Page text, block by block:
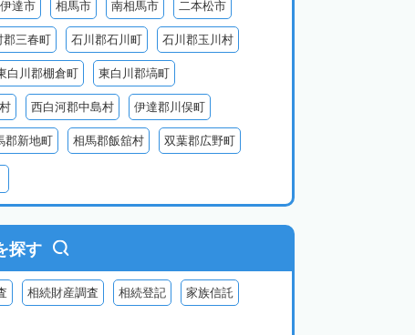
伊達市 相馬市 南相馬市 二本松市
郡三春町 石川郡石川町 石川郡玉川村
白川郡棚倉町 東白川郡塙町
西白河郡中島村 伊達郡川俣町
郡新地町 相馬郡飯舘村 双葉郡広野町
河沼郡会津坂下町 河沼郡柳津町
大沼郡昭和村
探す
相続財産調査 相続登記 家族信託